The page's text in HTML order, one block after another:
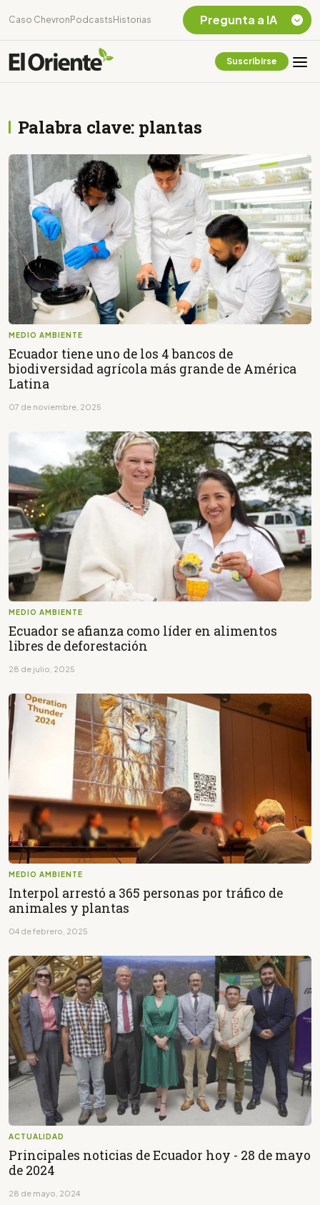
Caso Chevron Podcasts Historias
Suscribirse
Palabra clave: plantas
MEDIO AMBIENTE
Ecuador tiene uno de los 4 bancos de
biodiversidad agrícola más grande de América
Latina
07 de noviembre, 2025
MEDIO AMBIENTE
Ecuador se afianza como líder en alimentos
libres de deforestación
28 de julio, 2025
MEDIO AMBIENTE
Interpol arrestó a 365 personas por tráfico de
animales y plantas
04 de febrero, 2025
ACTUALIDAD
Principales noticias de Ecuador hoy - 28 de mayo
de 2024
28 de mayo, 2024
Pregunta a IA
Amazonia Ecuatoriana
¿En que consiste la
tasa minera que rige en
Ecuador?